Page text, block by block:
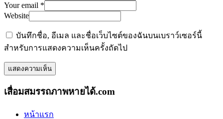
Your email *
Website
บันทึกชื่อ, อีเมล และชื่อเว็บไซต์ของฉันบนเบราว์เซอร์นี้
สำหรับการแสดงความเห็นครั้งถัดไป
เสื่อมสมรรถภาพหายได้.com
หน้าแรก